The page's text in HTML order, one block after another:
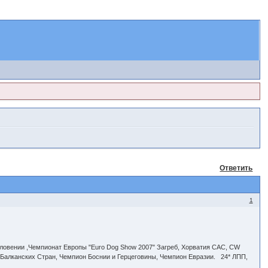
Ответить
1
,Чемпионат Европы "Euro Dog Show 2007" Загреб, Хорватия CAC, CW
Стран, Чемпион Боснии и Герцеговины, Чемпион Евразии. 24* ЛПП,